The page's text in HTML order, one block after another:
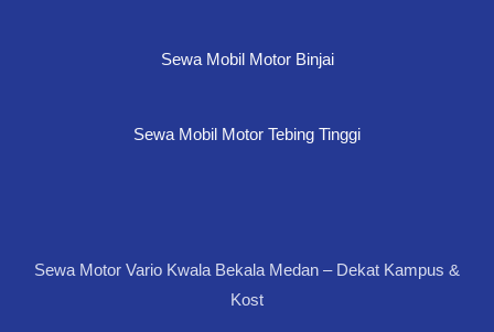
Sewa Mobil Motor Binjai
Sewa Mobil Motor Tebing Tinggi
Sewa Motor Vario Kwala Bekala Medan – Dekat Kampus &
Kost